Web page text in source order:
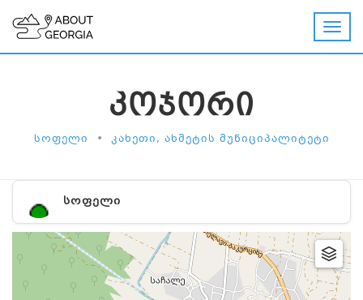
ᲙᲝᲯᲝᲠᲘ
ᲡᲝᲤᲔᲚᲘ • ᲙᲐᲮᲔᲗᲘ, ᲐᲮᲛᲔᲢᲘᲡ ᲛᲣᲜᲘᲪᲘᲞᲐᲚᲘᲢᲔᲢᲘ
ᲡᲝᲤᲔᲚᲘ